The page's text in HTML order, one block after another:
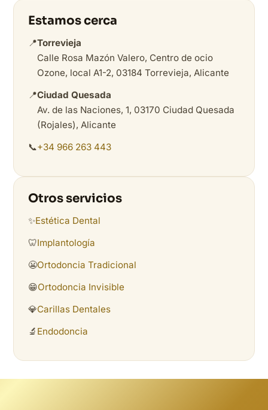
Estamos cerca
📍Torrevieja
Calle Rosa Mazón Valero, Centro de ocio
Ozone, local A1-2, 03184 Torrevieja, Alicante
📍Ciudad Quesada
Av. de las Naciones, 1, 03170 Ciudad Quesada
(Rojales), Alicante
📞+34 966 263 443
Otros servicios
✨Estética Dental
🦷Implantología
😬Ortodoncia Tradicional
😁Ortodoncia Invisible
💎Carillas Dentales
🔬 Endodoncia